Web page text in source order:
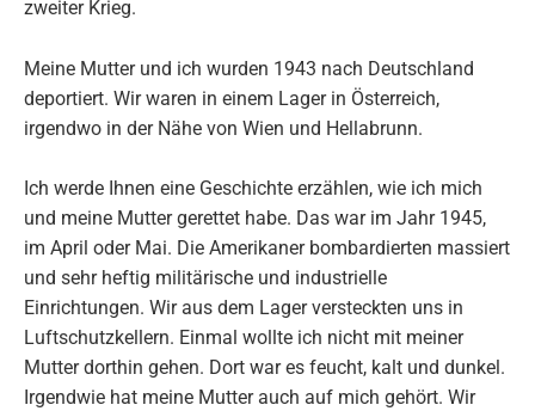
zweiter Krieg.
Meine Mutter und ich wurden 1943 nach Deutschland
deportiert. Wir waren in einem Lager in Österreich,
irgendwo in der Nähe von Wien und Hellabrunn.
Ich werde Ihnen eine Geschichte erzählen, wie ich mich
und meine Mutter gerettet habe. Das war im Jahr 1945,
im April oder Mai. Die Amerikaner bombardierten massiert
und sehr heftig militärische und industrielle
Einrichtungen. Wir aus dem Lager versteckten uns in
Luftschutzkellern. Einmal wollte ich nicht mit meiner
Mutter dorthin gehen. Dort war es feucht, kalt und dunkel.
Irgendwie hat meine Mutter auch auf mich gehört. Wir